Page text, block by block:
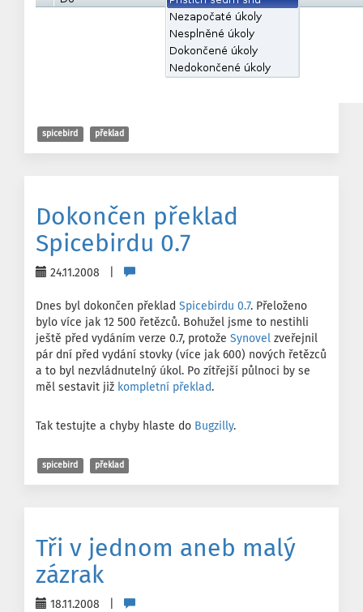
spicebird překlad
Dokončen překlad
Spicebirdu 0.7
24.11.2008 |
Dnes byl dokončen překlad Spicebirdu 0.7. Přeloženo
bylo více jak 12 500 řetězců. Bohužel jsme to nestihli
ještě před vydáním verze 0.7, protože Synovel zveřejnil
pár dní před vydání stovky (více jak 600) nových řetězců
a to byl nezvládnutelný úkol. Po zítřejší půlnoci by se
měl sestavit již kompletní překlad.
Tak testujte a chyby hlaste do Bugzilly.
spicebird překlad
Tři v jednom aneb malý
zázrak
18.11.2008 |